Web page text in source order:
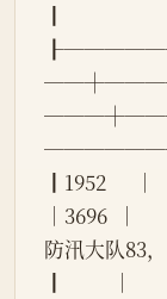
┃
┃1952      │
│3696  │
防汛大队83
┃          │